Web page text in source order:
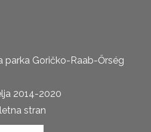
parka Goričko-Raab-Őrség
2014-2020
stran